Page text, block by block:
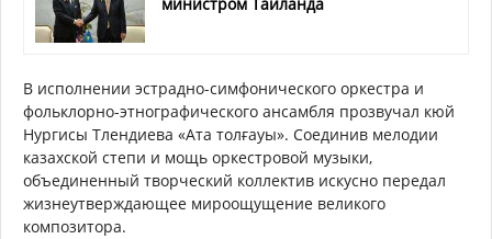
министром Таиланда
В исполнении эстрадно-симфонического оркестра и
фольклорно-этнографического ансамбля прозвучал кюй
Нургисы Тлендиева «Ата толғауы». Соединив мелодии
казахской степи и мощь оркестровой музыки,
объединенный творческий коллектив искусно передал
жизнеутверждающее мироощущение великого
композитора.